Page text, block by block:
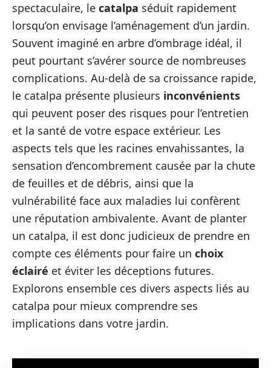
spectaculaire, le catalpa séduit rapidement
lorsqu’on envisage l’aménagement d’un jardin.
Souvent imaginé en arbre d’ombrage idéal, il
peut pourtant s’avérer source de nombreuses
complications. Au-delà de sa croissance rapide,
le catalpa présente plusieurs inconvénients
qui peuvent poser des risques pour l’entretien
et la santé de votre espace extérieur. Les
aspects tels que les racines envahissantes, la
sensation d’encombrement causée par la chute
de feuilles et de débris, ainsi que la
vulnérabilité face aux maladies lui confèrent
une réputation ambivalente. Avant de planter
un catalpa, il est donc judicieux de prendre en
compte ces éléments pour faire un choix
éclairé et éviter les déceptions futures.
Explorons ensemble ces divers aspects liés au
catalpa pour mieux comprendre ses
implications dans votre jardin.